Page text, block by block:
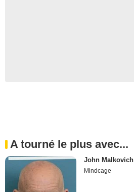
A tourné le plus avec...
John Malkovich
Mindcage